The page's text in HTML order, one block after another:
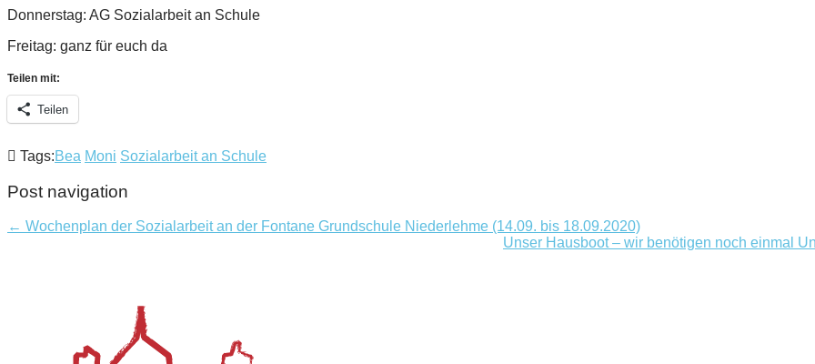
Donnerstag: AG Sozialarbeit an Schule
Freitag: ganz für euch da
Teilen mit:
Teilen
Tags:Bea Moni Sozialarbeit an Schule
Post navigation
← Wochenplan der Sozialarbeit an der Fontane Grundschule Niederlehme (14.09. bis 18.09.2020)
Unser Hausboot – wir benötigen noch einmal